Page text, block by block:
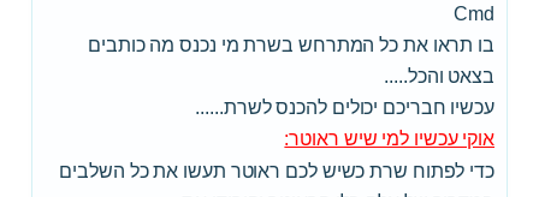
Cmd
בו תראו את כל המתרחש בשרת מי נכנס מה כותבים
בצאט והכל.....
עכשיו חבריכם יכולים להכנס לשרת......
אוקי עכשיו למי שיש ראוטר:
כדי לפתוח שרת כשיש לכם ראוטר תעשו את כל השלבים